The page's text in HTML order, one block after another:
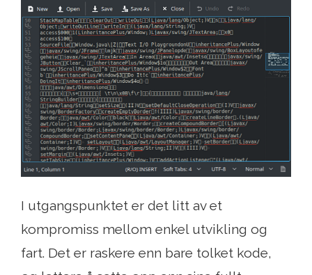
I utgangspunktet er det litt av et
kompromiss mellom enkel utvikling og
fart. Det er raskere enn bare tolket kode,